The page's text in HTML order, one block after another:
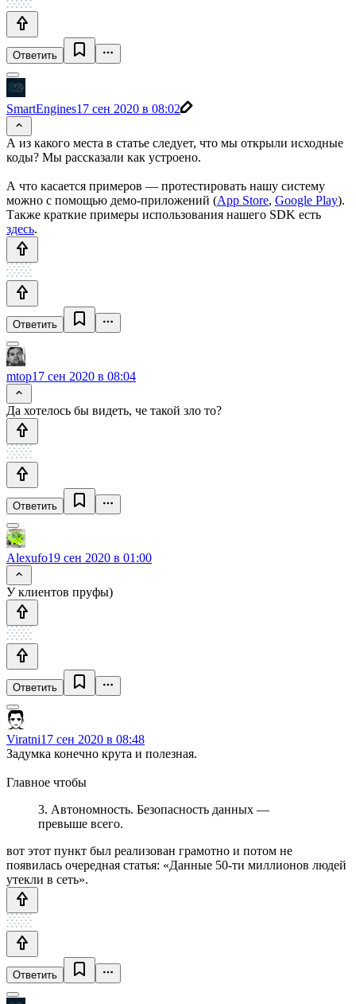
Ответить
SmartEngines17 сен 2020 в 08:02
А из какого места в статье следует, что мы открыли исходные
коды? Мы рассказали как устроено.
А что касается примеров — протестировать нашу систему
можно с помощью демо-приложений (App Store, Google Play).
Также краткие примеры использования нашего SDK есть
здесь.
Ответить
mtop17 сен 2020 в 08:04
Да хотелось бы видеть, че такой зло то?
Ответить
Alexufo19 сен 2020 в 01:00
У клиентов пруфы)
Ответить
Viratni17 сен 2020 в 08:48
Задумка конечно крута и полезная.
Главное чтобы
3. Автономность. Безопасность данных —
превыше всего.
вот этот пункт был реализован грамотно и потом не
появилась очередная статья: «Данные 50-ти миллионов людей
утекли в сеть».
Ответить